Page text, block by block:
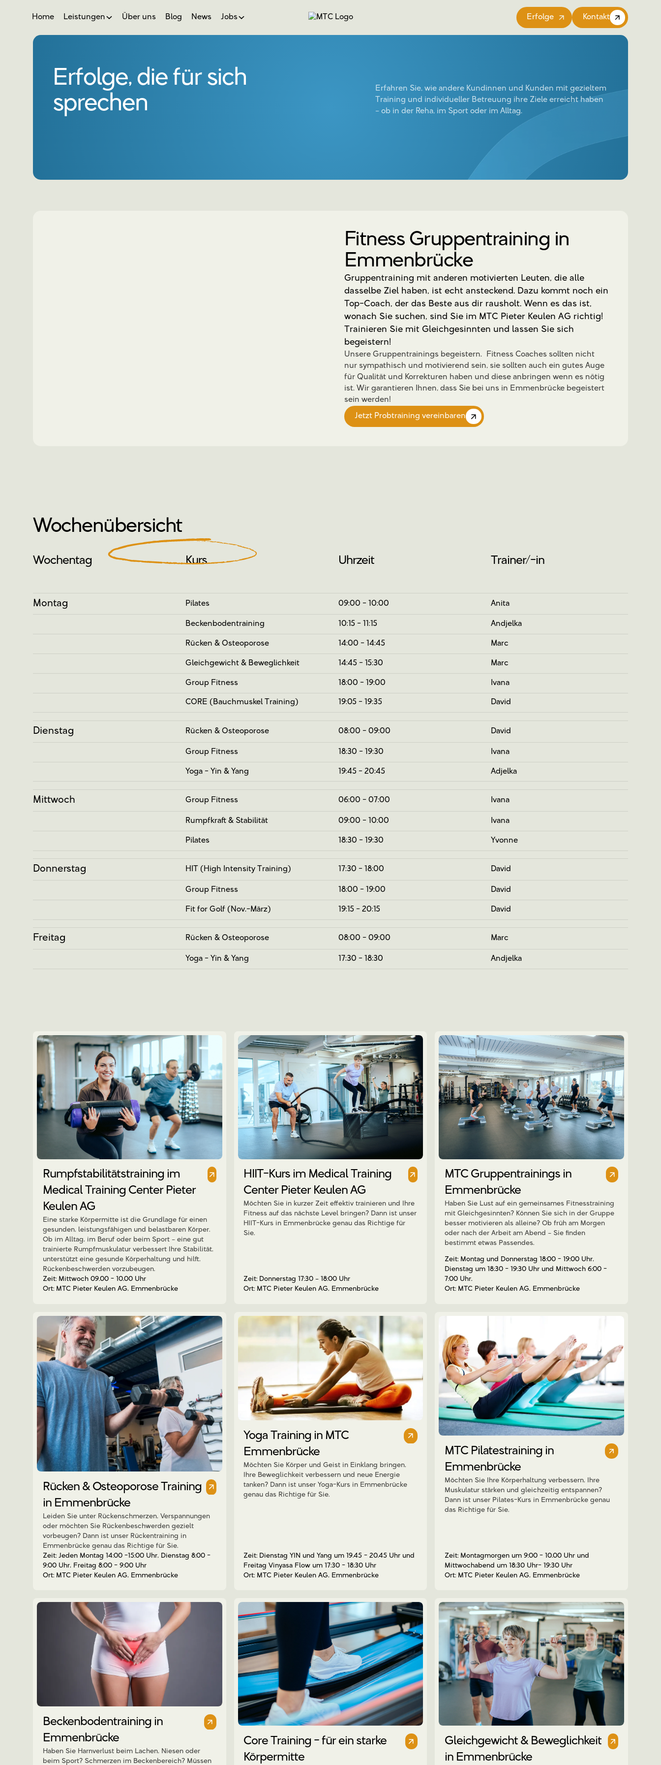
Home Leistungen Über uns Blog News Jobs Erfolge Kontakt
Erfolge, die für sich
sprechen
Erfahren Sie, wie andere Kundinnen und Kunden mit gezieltem
Training und individueller Betreuung ihre Ziele erreicht haben
– ob in der Reha, im Sport oder im Alltag.
Fitness Gruppentraining in
Emmenbrücke
Gruppentraining mit anderen motivierten Leuten, die alle
dasselbe Ziel haben, ist echt ansteckend. Dazu kommt noch ein
Top-Coach, der das Beste aus dir rausholt. Wenn es das ist,
wonach Sie suchen, sind Sie im MTC Pieter Keulen AG richtig!
Trainieren Sie mit Gleichgesinnten und lassen Sie sich
begeistern!
Unsere Gruppentrainings begeistern. Fitness Coaches sollten nicht
nur sympathisch und motivierend sein, sie sollten auch ein gutes Auge
für Qualität und Korrekturen haben und diese anbringen wenn es nötig
ist. Wir garantieren Ihnen, dass Sie bei uns in Emmenbrücke begeistert
sein werden!
Jetzt Probtraining vereinbaren
Wochenübersicht
Wochentag Kurs Uhrzeit Trainer/-in
Montag Pilates 09:00 - 10:00 Anita
Beckenbodentraining 10:15 - 11:15 Andjelka
Rücken & Osteoporose 14:00 - 14:45 Marc
Gleichgewicht & Beweglichkeit 14:45 - 15:30 Marc
Group Fitness 18:00 - 19:00 Ivana
CORE (Bauchmuskel Training) 19:05 - 19:35 David
Dienstag Rücken & Osteoporose 08:00 - 09:00 David
Group Fitness 18:30 - 19:30 Ivana
Yoga - Yin & Yang 19:45 - 20:45 Adjelka
Mittwoch Group Fitness 06:00 - 07:00 Ivana
Rumpfkraft & Stabilität 09:00 - 10:00 Ivana
Pilates 18:30 - 19:30 Yvonne
Donnerstag HIT (High Intensity Training) 17:30 - 18:00 David
Group Fitness 18:00 - 19:00 David
Fit for Golf (Nov.-März) 19:15 - 20:15 David
Freitag Rücken & Osteoporose 08:00 - 09:00 Marc
Yoga - Yin & Yang 17:30 - 18:30 Andjelka
Rumpfstabilitätstraining im
Medical Training Center Pieter
Keulen AG
Eine starke Körpermitte ist die Grundlage für einen
gesunden, leistungsfähigen und belastbaren Körper.
Ob im Alltag, im Beruf oder beim Sport – eine gut
trainierte Rumpfmuskulatur verbessert Ihre Stabilität,
unterstützt eine gesunde Körperhaltung und hilft,
Rückenbeschwerden vorzubeugen.
Mittwoch 09.00 - 10.00 Uhr
MTC Pieter Keulen AG, Emmenbrücke
HIIT-Kurs im Medical Training
Center Pieter Keulen AG
Möchten Sie in kurzer Zeit effektiv trainieren und Ihre
Fitness auf das nächste Level bringen? Dann ist unser
HIIT-Kurs in Emmenbrücke genau das Richtige für
Sie.
Donnerstag 17:30 – 18:00 Uhr
MTC Pieter Keulen AG, Emmenbrücke
MTC Gruppentrainings in
Emmenbrücke
Haben Sie Lust auf ein gemeinsames Fitnesstraining
mit Gleichgesinnten? Können Sie sich in der Gruppe
besser motivieren als alleine? Ob früh am Morgen
oder nach der Arbeit am Abend – Sie finden
bestimmt etwas Passendes.
Montag und Donnerstag 18:00 - 19:00 Uhr,
Dienstag um 18:30 - 19:30 Uhr und Mittwoch 6:00 -
7:00 Uhr.
MTC Pieter Keulen AG, Emmenbrücke
Rücken & Osteoporose Training
in Emmenbrücke
Leiden Sie unter Rückenschmerzen, Verspannungen
oder möchten Sie Rückenbeschwerden gezielt
vorbeugen? Dann ist unser Rückentraining in
Emmenbrücke genau das Richtige für Sie.
Jeden Montag 14:00 -15:00 Uhr, Dienstag 8:00 -
9:00 Uhr, Freitag 8:00 - 9:00 Uhr
MTC Pieter Keulen AG, Emmenbrücke
Yoga Training in MTC
Emmenbrücke
Möchten Sie Körper und Geist in Einklang bringen,
Ihre Beweglichkeit verbessern und neue Energie
tanken? Dann ist unser Yoga-Kurs in Emmenbrücke
genau das Richtige für Sie.
Dienstag YIN und Yang um 19.45 - 20.45 Uhr und
Freitag Vinyasa Flow um 17:30 - 18:30 Uhr
MTC Pieter Keulen AG, Emmenbrücke
MTC Pilatestraining in
Emmenbrücke
Möchten Sie Ihre Körperhaltung verbessern, Ihre
Muskulatur stärken und gleichzeitig entspannen?
Dann ist unser Pilates-Kurs in Emmenbrücke genau
das Richtige für Sie.
Montagmorgen um 9:00 - 10.00 Uhr und
Mittwochabend um 18:30 Uhr- 19:30 Uhr
MTC Pieter Keulen AG, Emmenbrücke
Beckenbodentraining in
Emmenbrücke
Haben Sie Harnverlust beim Lachen, Niesen oder
beim Sport? Schmerzen im Beckenbereich? Müssen
Core Training - für ein starke
Körpermitte
Gleichgewicht & Beweglichkeit
in Emmenbrücke